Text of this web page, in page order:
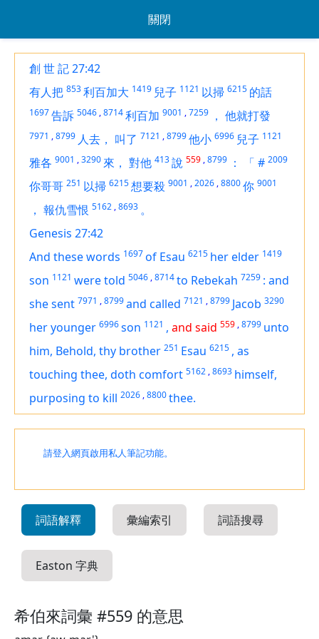
關閉
創 世 記 27:42
有人把 853利百加大 1419 兒子 1121 以掃 6215 的話
1697告訴 5046 ,8714利百加 9001 ,7259 ， 他就打發
7971 ,8799 人去， 叫了 7121 ,8799他小 6996 兒子 1121
雅各 9001 ,3290 來， 對他 413說 559 ,8799 ： 「 # 2009
你哥哥 251 以掃 6215想要殺 9001 ,2026 ,8800你 9001
， 報仇雪恨 5162 ,8693 。
Genesis 27:42
And these words 1697of Esau 6215 her elder 1419
son 1121 were told 5046 ,8714to Rebekah 7259 : and
she sent 7971 ,8799and called 7121 ,8799 Jacob 3290
her younger 6996son 1121 , and said 559 ,8799 unto
him, Behold, thy brother 251 Esau 6215 , as
touching thee, doth comfort 5162 ,8693 himself,
purposing to kill 2026 ,8800thee.
請登入網頁啟用私人筆記功能。
詞語解釋 彙編索引 詞語搜尋
Easton 字典
希伯來詞彙 #559 的意思